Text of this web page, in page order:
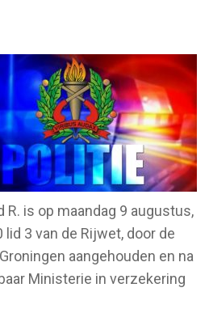
R. is op maandag 9 augustus,
3 van de Rijwet, door de
aangehouden en na
Ministerie in verzekering